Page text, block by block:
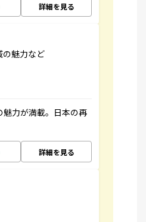
詳細を見る
魅力など
魅力が満載。日本の再
詳細を見る